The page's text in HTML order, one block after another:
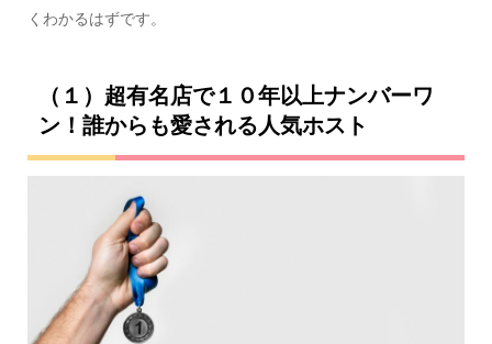
くわかるはずです。
（１）超有名店で１０年以上ナンバーワ
ン！誰からも愛される人気ホスト